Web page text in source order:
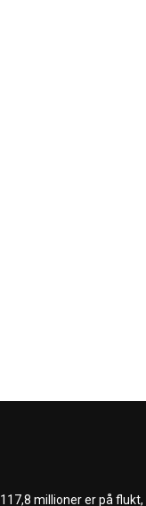
117,8 millioner er på flukt,